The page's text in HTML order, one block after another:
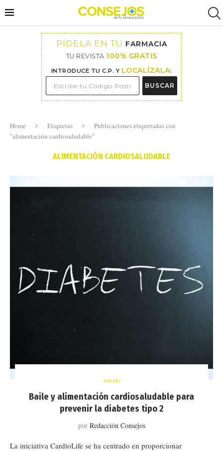
PÍDELA EN TU FARMACIA
TU REVISTA 100% GRATIS
INTRODUCE TU C.P. Y LOCALÍZALA:
BUSCAR
Home Etiquetas
Publicaciones etiquetadas con
"alimentación cardiosaludable"
ALIMENTACIÓN CARDIOSALUDABLE
artículo
Baile y alimentación cardiosaludable para
prevenir la diabetes tipo 2
por Redacción Consejos
La iniciativa CardioLife se ha centrado en proporcionar